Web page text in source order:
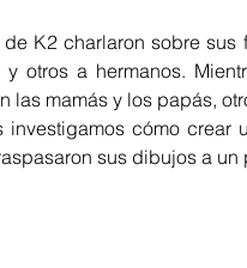
K2 charlaron sobre
y otros a hermanos.
las mamás y los papás,
investigamos cómo
sus dibujos a un